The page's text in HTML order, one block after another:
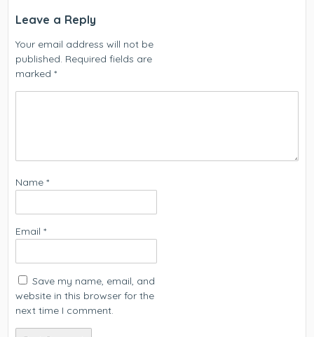
Leave a Reply
Your email address will not be
published. Required fields are
marked*
Name*
Email*
Save my name, email, and
website in this browser for the
next time I comment.